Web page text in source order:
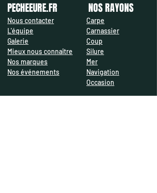
PECHEEURE.FR
Nous contacter
L'équipe
Galerie
Mieux nous connaître
Nos marques
Nos événements
NOS RAYONS
Carpe
Carnassier
Coup
Silure
Mer
Navigation
Occasion